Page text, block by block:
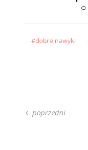
dobre nawyki
poprzedni